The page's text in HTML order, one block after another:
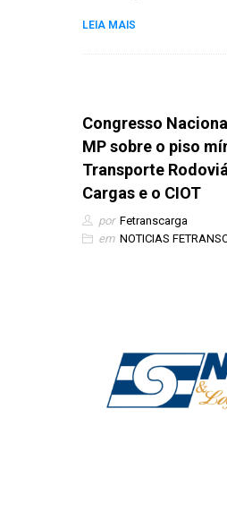
LEIA MAIS
Congresso
MP sobre o piso
Transporte
Cargas e o CIOT
por Fetranscarga
em NOTICIAS